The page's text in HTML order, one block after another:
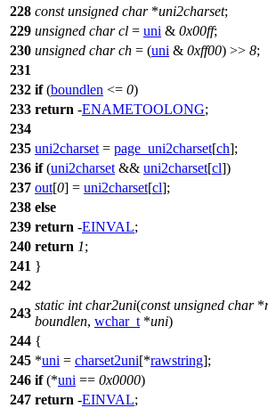
228 const unsigned char*uni2charset;
229 unsigned char cl = uni & 0x00ff;
230 unsigned char ch = (uni & 0xff00) >> 8;
231
232 if(boundlen <= 0)
233 return -ENAMETOOLONG;
234
235 uni2charset = page_uni2charset[ch];
236 if(uni2charset && uni2charset[cl])
237 out[0] = uni2charset[cl];
238 else
239 return -EINVAL;
240 return 1;
241 }
242
243
static int char2uni(const unsigned char*
boundlen, wchar_t *uni)
244 {
245 *uni = charset2uni[*rawstring];
246 if(*uni == 0x0000)
247 return -EINVAL;